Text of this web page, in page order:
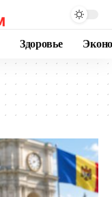
Здоровье